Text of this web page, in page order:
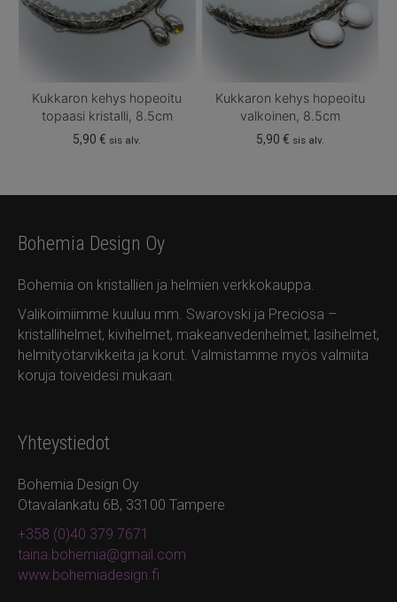
Kukkaron kehys hopeoitu
topaasi kristalli, 8.5cm
5,90€ sis alv.
Kukkaron kehys hopeoitu
valkoinen, 8.5cm
5,90 € sis alv.
Bohemia Design Oy
Bohemia on kristallien ja helmien verkkokauppa.
Valikoimiimme kuuluu mm. Swarovski ja Preciosa –
kristallihelmet, kivihelmet, makeanvedenhelmet, lasihelmet,
helmityötarvikkeita ja korut. Valmistamme myös valmiita
koruja toiveidesi mukaan.
Yhteystiedot
Bohemia Design Oy
Otavalankatu 6B, 33100 Tampere
+358 (0)40 379 7671
taina.bohemia@gmail.com
www.bohemiadesign.fi